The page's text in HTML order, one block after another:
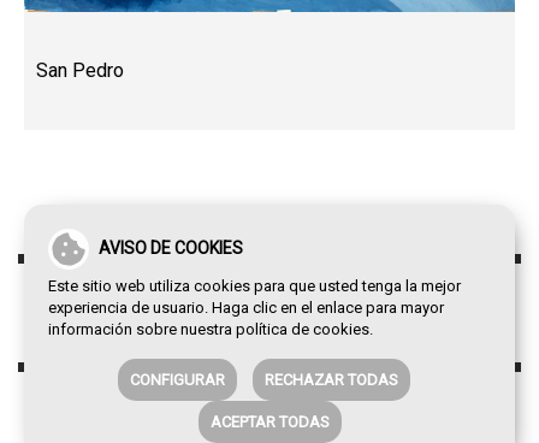
AVISO DE COOKIES
Este sitio web utiliza cookies para que usted tenga la mejor
experiencia de usuario. Haga clic en el enlace para mayor
información sobre nuestra política de cookies.
CONFIGURAR RECHAZAR TODAS
ACEPTAR TODAS
San Pedro